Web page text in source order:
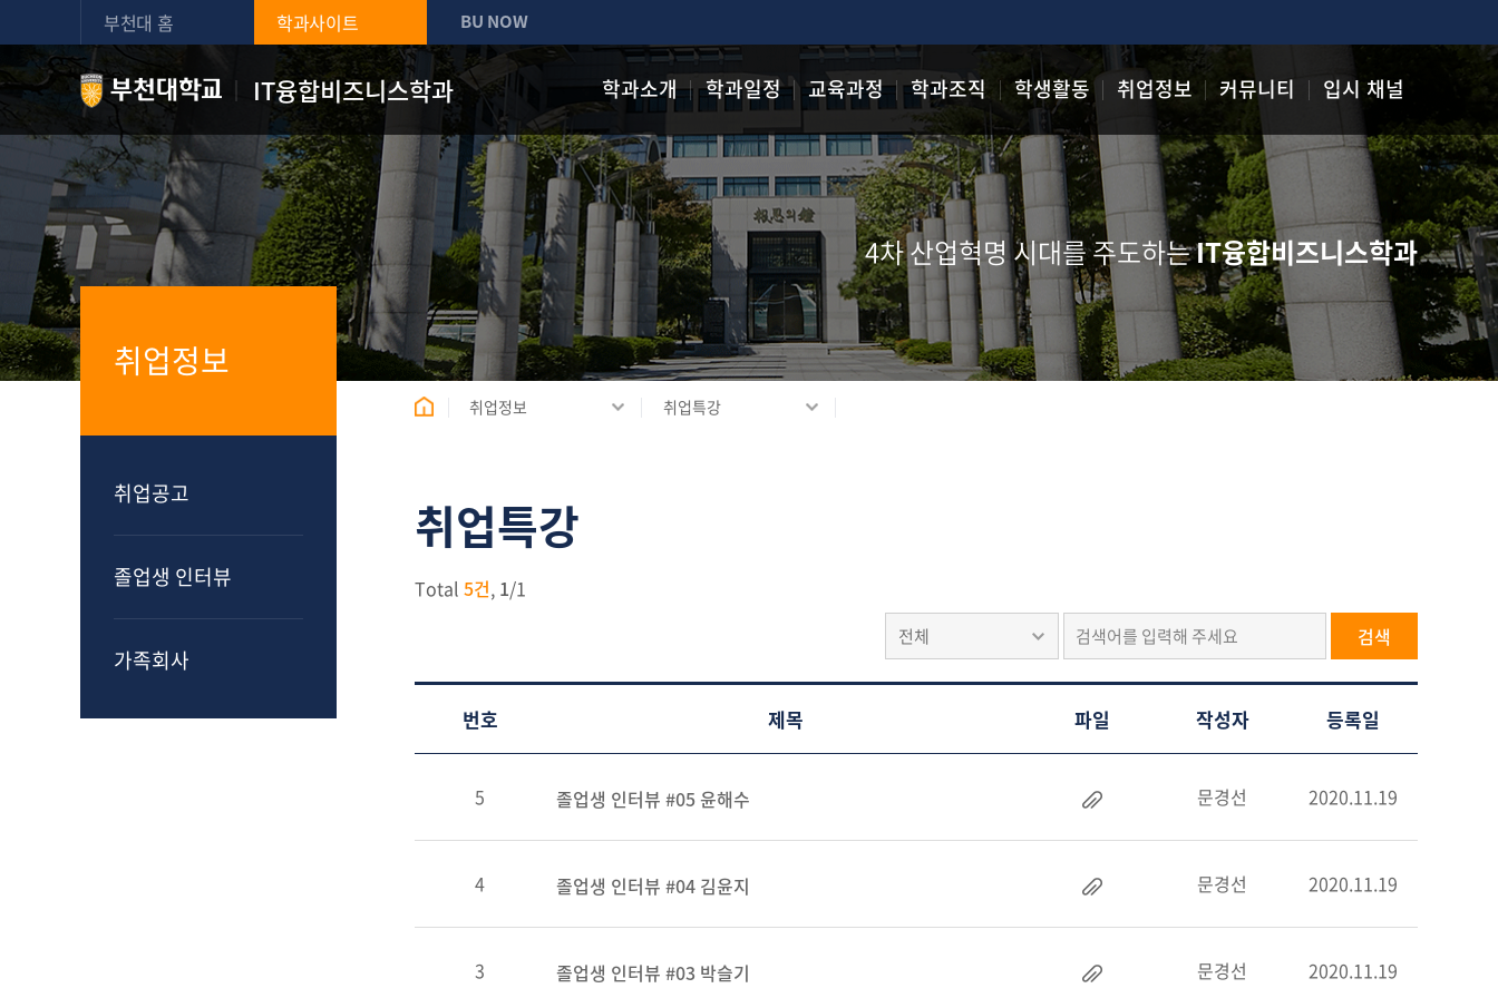
부천대 홈 학과사이트 BU NOW
IT융합비즈니스학과 학과소개 학과일정 교육과정 학과조직 학생활동 취업정보 커뮤니티 입시 채널
4차 산업혁명 시대를 주도하는IT융합비즈니스학과
취업정보
취업공고
졸업생 인터뷰
가족회사
취업정보 취업특강
취업특강
Total 5건, 1/1
전체 검색
번호 제목 파일 작성자 등록일
5 졸업생 인터뷰 #05 윤해수 문경선 2020.11.19
4 졸업생 인터뷰 #04 김윤지 문경선 2020.11.19
3 졸업생 인터뷰 #03 박슬기 문경선 2020.11.19